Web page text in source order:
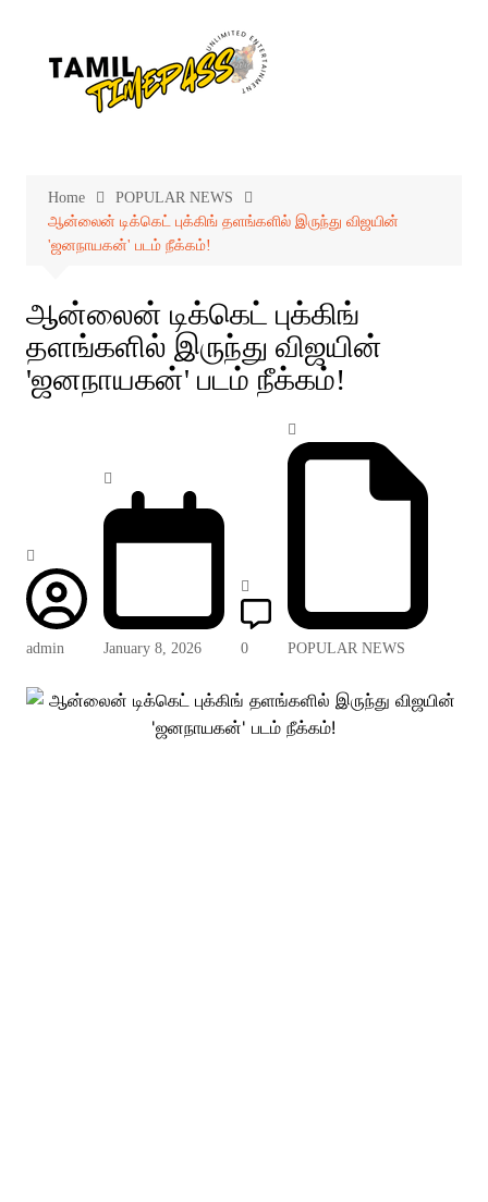
Home
POPULAR NEWS
ஆன்லைன் டிக்கெட் புக்கிங் தளங்களில் இருந்து விஜயின்
'ஜனநாயகன்' படம் நீக்கம்!
ஆன்லைன் டிக்கெட் புக்கிங்
தளங்களில் இருந்து விஜயின்
'ஜனநாயகன்' படம் நீக்கம்!
admin January 8, 2026 0 POPULAR NEWS